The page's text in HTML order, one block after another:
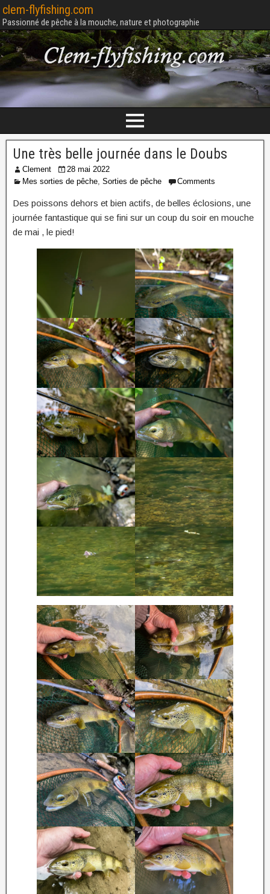
clem-flyfishing.com
Passionné de pêche à la mouche, nature et photographie
Une très belle journée dans le Doubs
Clement
28 mai 2022
Mes sorties de pêche, Sorties de pêche Comments
Des poissons dehors et bien actifs, de belles éclosions, une
journée fantastique qui se fini sur un coup du soir en mouche
de mai , le pied!